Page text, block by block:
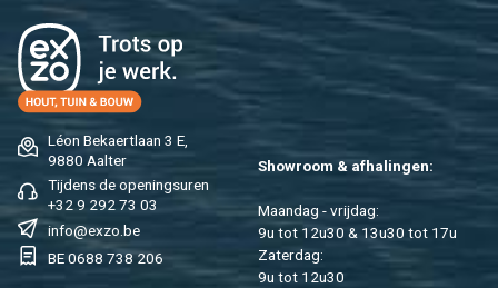
Léon Be­kaert­laan 3 E,
9880 Aal­ter
Tij­dens de ope­nings­uren
+32 9 292 73 03
info@​exzo.​be
BE 0688 738 206
Show­room & af­ha­lin­gen:
Maan­dag - vrij­dag:
9u tot 12u30 & 13u30 tot 17u
Za­ter­dag:
9u tot 12u30